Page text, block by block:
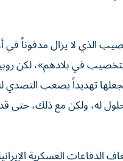
الذي لا يزال مدفوناً
في بلادهم»، لكن
يجعلها تهديداً يصعب التصدي
له، ولكن مع ذلك، حتى
الدفاعات العسكرية